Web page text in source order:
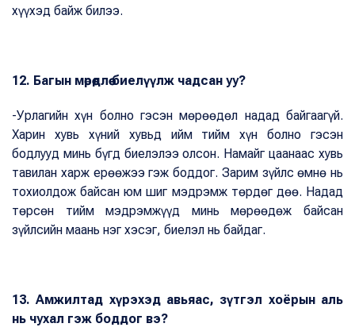
хүүхэд байж билээ.
12. Багын мөрөөдлөө биелүүлж чадсан уу?
-Урлагийн хүн болно гэсэн мөрөөдөл надад байгаагүй.
Харин хувь хүний хувьд ийм тийм хүн болно гэсэн
бодлууд минь бүгд биелэлээ олсон. Намайг цаанаас хувь
тавилан харж ерөөжээ гэж боддог. Зарим зүйлс өмнө нь
тохиолдож байсан юм шиг мэдрэмж төрдөг дөө. Надад
төрсөн тийм мэдрэмжүүд минь мөрөөдөж байсан
зүйлсийн маань нэг хэсэг, биелэл нь байдаг.
13. Амжилтад хүрэхэд авьяас, зүтгэл хоёрын аль
нь чухал гэж боддог вэ?